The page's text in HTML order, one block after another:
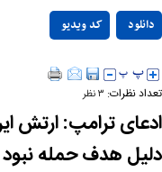
کد ویدیو دانلود
تعداد نظرات: ۳ نظر
ادعای ترامپ: ارتش
دلیل هدف حمله نبود